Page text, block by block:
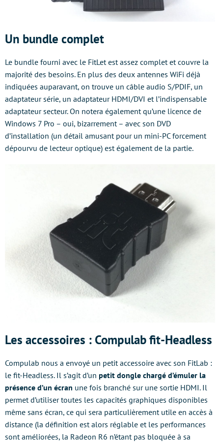
Un bundle complet
Le bundle fourni avec le FitLet est assez complet et couvre la
majorité des besoins. En plus des deux antennes WiFi déjà
indiquées auparavant, on trouve un câble audio S/PDIF, un
adaptateur série, un adaptateur HDMI/DVI et l’indispensable
adaptateur secteur. On notera également qu’une licence de
Windows 7 Pro – oui, bizarrement – avec son DVD
d’installation (un détail amusant pour un mini-PC forcement
dépourvu de lecteur optique) est également de la partie.
Les accessoires : Compulab fit-Headless
Compulab nous a envoyé un petit accessoire avec son FitLab :
le fit-Headless. Il s’agit d’un petit dongle chargé d’émuler la
présence d’un écran une fois branché sur une sortie HDMI. Il
permet d’utiliser toutes les capacités graphiques disponibles
même sans écran, ce qui sera particulièrement utile en accès à
distance (la définition est alors réglable et les performances
sont améliorées, la Radeon R6 n’étant pas bloquée à sa